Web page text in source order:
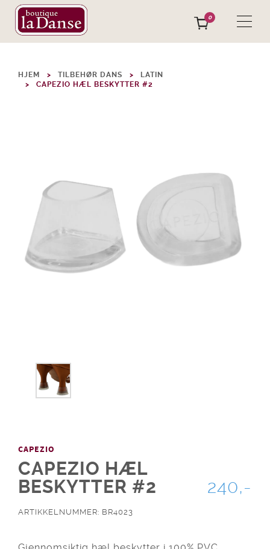
0
HJEM TILBEHØR DANS
LATIN
CAPEZIO HÆL BESKYTTER #2
CAPEZIO
CAPEZIO HÆL
BESKYTTER #2
240,-
ARTIKKELNUMMER: BR4023